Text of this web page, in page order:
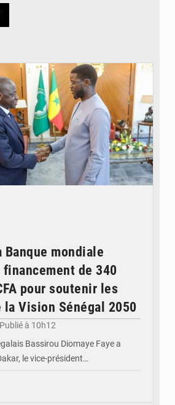
Banque mondiale
financement de 340
pour soutenir les
Vision Sénégal 2050
Publié à 10h12
Bassirou Diomaye Faye a
le vice-président…